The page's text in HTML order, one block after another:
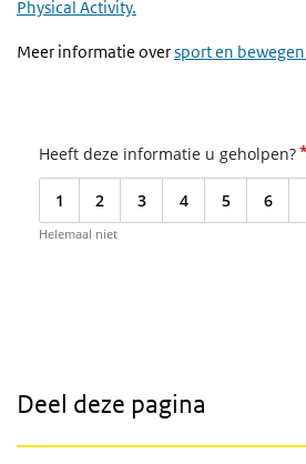
Physical Activity.
Meer informatie oversport en
Heeft deze informatie u geholpen?*
1 2 3 4 5 6
Helemaal niet
Deel deze pagina